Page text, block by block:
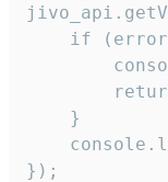
if
    }
});